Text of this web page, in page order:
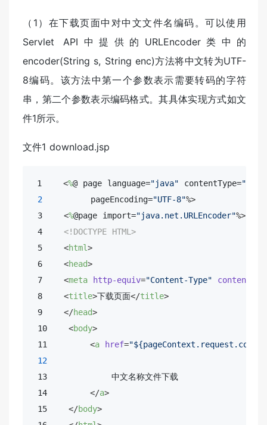
（1）在下载页面中对中文文件名编码。可以使用
Servlet API中提供的URLEncoder类中的
encoder(String s, String enc)方法将中文转为UTF-
8编码。该方法中第一个参数表示需要转码的字符
串，第二个参数表示编码格式。其具体实现方式如文
件1所示。
文件1 download.jsp
1 <%@ page language="java" contentType=
2
         pageEncoding=
"UTF-8"%>
3 <%@page import="java.net.URLEncoder"%>
4 <!DOCTYPE HTML >
5 <html>
6 <head>
7 <meta http-equiv="Content-Type" content
8 <title>下载页面</title>
9 </head>
10 <body>
11 <a href=
12
13            中文名称文件下载
14 </a>
15 </body>